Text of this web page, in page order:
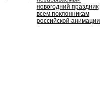
новогодний праздник
всем поклонникам
российской анимации